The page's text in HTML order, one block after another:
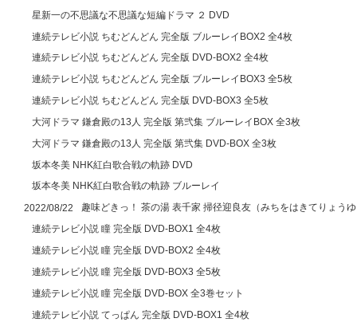
星新一の不思議な不思議な短編ドラマ ２ DVD
連続テレビ小説 ちむどんどん 完全版 ブルーレイBOX2 全4枚
連続テレビ小説 ちむどんどん 完全版 DVD-BOX2 全4枚
連続テレビ小説 ちむどんどん 完全版 ブルーレイBOX3 全5枚
連続テレビ小説 ちむどんどん 完全版 DVD-BOX3 全5枚
大河ドラマ 鎌倉殿の13人 完全版 第弐集 ブルーレイBOX 全3枚
大河ドラマ 鎌倉殿の13人 完全版 第弐集 DVD-BOX 全3枚
坂本冬美 NHK紅白歌合戦の軌跡 DVD
坂本冬美 NHK紅白歌合戦の軌跡 ブルーレイ
2022/08/22
趣味どきっ！ 茶の湯 表千家 掃径迎良友（みちをはきてりょう
連続テレビ小説 瞳 完全版 DVD-BOX1 全4枚
連続テレビ小説 瞳 完全版 DVD-BOX2 全4枚
連続テレビ小説 瞳 完全版 DVD-BOX3 全5枚
連続テレビ小説 瞳 完全版 DVD-BOX 全3巻セット
連続テレビ小説 てっぱん 完全版 DVD-BOX1 全4枚